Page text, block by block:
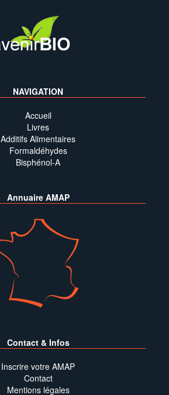
NAVIGATION
Accueil
Livres
Additifs Alimentaires
Formaldéhydes
Bisphénol-A
Annuaire AMAP
Contact & Infos
Inscrire votre AMAP
Contact
Mentions légales